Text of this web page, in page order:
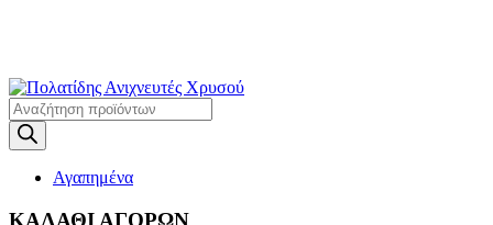
Products
search
Αγαπημένα
ΚΑΛΑΘΙ ΑΓΟΡΩΝ